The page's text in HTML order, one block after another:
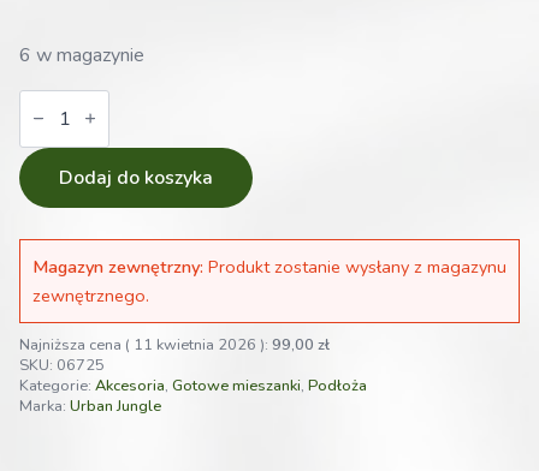
6 w magazynie
ilość
Urban
Bigos
podłoże
ziemia
dla
Monstery,
Alokazji
15L
Dodaj do koszyka
Magazyn zewnętrzny: Produkt zostanie wysłany z magazynu
zewnętrznego.
Najniższa cena ( 11 kwietnia 2026 ): 99,00 zł
SKU: 06725
Kategorie: Akcesoria, Gotowe mieszanki, Podłoża
Marka: Urban Jungle